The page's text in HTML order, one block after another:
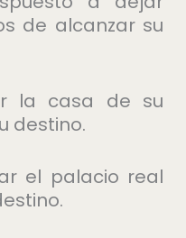
de alcanzar su
la casa de su
destino.
el palacio real